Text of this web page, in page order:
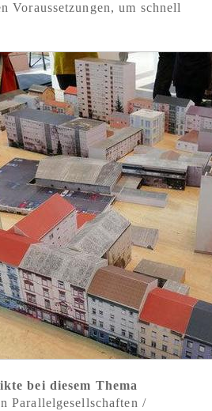
Voraussetzungen, um schnell
bei diesem Thema
Parallelgesellschaften /